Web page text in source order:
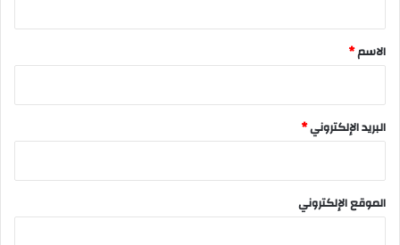
*
الاسم*
البريد الإلكتروني*
الموقع الإلكتروني